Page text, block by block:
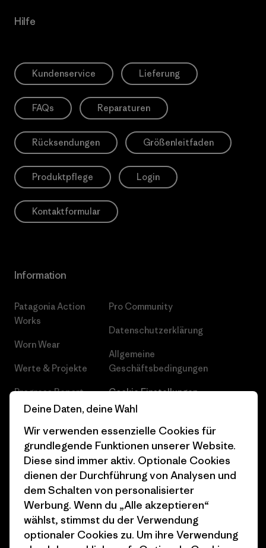
Hilfe
Kundenservice Lieferung
FAQs Reparaturen
Rücksendungen Größenleitfaden
Produktpflege Login
Kontaktformular
Information
Patagonia Action
Works
Worn Wear
Werte & Projekte
Progress Report
Business Unusual
Klimaziele
1% For The Planet
Wie wir finanzieren
Geschenkgutscheine
Stores in deiner
Pro Community
Datenschutzerklärung
Allgemeine
Geschäftsbedingungen
Cookie Einstellungen
Karriere
Pressekontakt
Industry program
Affiliate-Programm
Patagonia Österreich
Seitenverzeichnis
Deine Daten, deine Wahl
Wir verwenden essenzielle Cookies für
grundlegende Funktionen unserer Website.
Diese sind immer aktiv. Optionale Cookies
dienen der Durchführung von Analysen und
dem Schalten von personalisierter
Werbung. Wenn du „Alle akzeptieren“
wählst, stimmst du der Verwendung
optionaler Cookies zu. Um ihre Verwendung